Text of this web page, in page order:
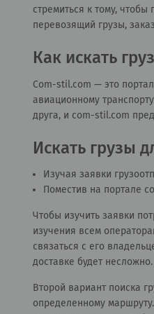
стремиться к тому,
перевозящий грузы,
Как искать
Сom-stil.com — это
авиационному
друга, и сom-stil.com
Искать грузы
Изучая заявки
Поместив на портале
Чтобы изучить заявки
изучения всем
связаться с его
доставке будет несложно.
Второй вариант поиска
определенному